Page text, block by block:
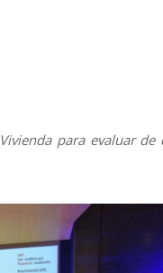
para evaluar de